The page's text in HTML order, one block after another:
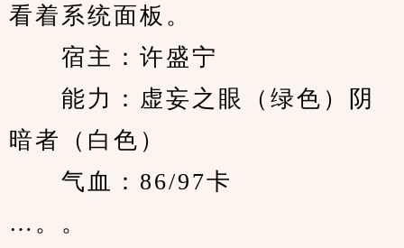
看着系统面板。
宿主：许盛宁
能力：虚妄之眼（绿色）阴
暗者（白色）
气血：86/97卡
…。。